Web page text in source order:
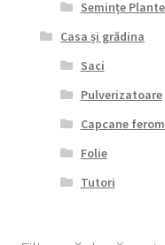
Semințe
Casa și grădina
Saci
Pulverizatoare
Capcane
Folie
Tutori